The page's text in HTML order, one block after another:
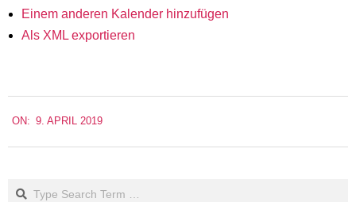
Einem anderen Kalender hinzufügen
Als XML exportieren
04-
09
ON: 9. APRIL 2019